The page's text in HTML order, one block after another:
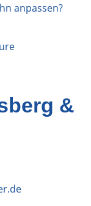
anpassen?
&